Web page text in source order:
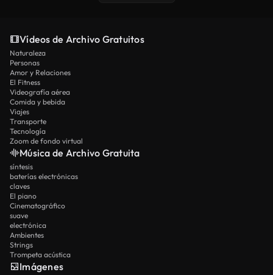
Vídeos de Archivo Gratuitos
Naturaleza
Personas
Amor y Relaciones
El Fitness
Videografía aérea
Comida y bebida
Viajes
Transporte
Tecnología
Zoom de fondo virtual
Música de Archivo Gratuita
síntesis
baterías electrónicas
claves
El piano
Cinematográfico
suave
electrónica
Ambientes
Strings
Trompeta acústica
Imágenes